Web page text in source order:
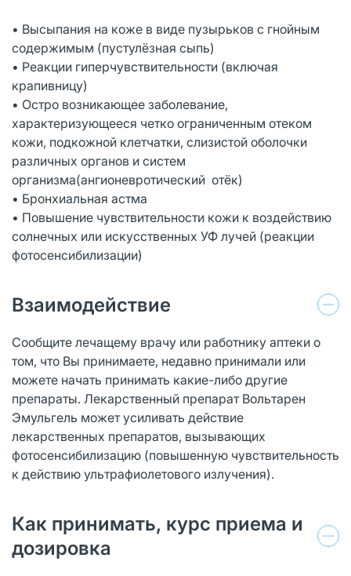
• Высыпания на коже в виде пузырьков с гнойным
содержимым (пустулёзная сыпь)
• Реакции гиперчувствительности (включая
крапивницу)
• Остро возникающее заболевание,
характеризующееся четко ограниченным отеком
кожи, подкожной клетчатки, слизистой оболочки
различных органов и систем
организма(ангионевротический отёк)
• Бронхиальная астма
• Повышение чувствительности кожи к воздействию
солнечных или искусственных УФ лучей (реакции
фотосенсибилизации)
Взаимодействие
Сообщите лечащему врачу или работнику аптеки о
том, что Вы принимаете, недавно принимали или
можете начать принимать какие-либо другие
препараты. Лекарственный препарат Вольтарен
Эмульгель может усиливать действие
лекарственных препаратов, вызывающих
фотосенсибилизацию (повышенную чувствительность
к действию ультрафиолетового излучения).
Как принимать, курс приема и
дозировка